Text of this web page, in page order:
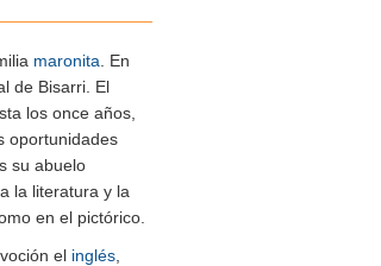
maronita . En
de Bisarri. El
los once años,
oportunidades
su abuelo
la literatura y la
en el pictórico.
el inglés